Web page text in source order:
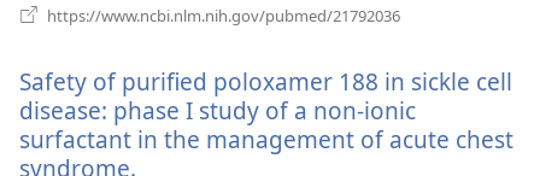
https://www.ncbi.nlm.nih.gov/pubmed/21792036
Safety of purified poloxamer 188 in sickle cell
disease: phase I study of a non-ionic
surfactant in the management of acute chest
syndrome.